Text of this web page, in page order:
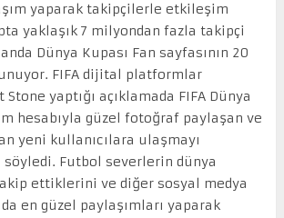
yaparak takipçilerle etkileşim
yaklaşık 7 milyondan fazla takipçi
Dünya Kupası Fan sayfasının 20
FIFA dijital platformlar
yaptığı açıklamada FIFA Dünya
hesabıyla güzel fotoğraf paylaşan ve
yeni kullanıcılara ulaşmayı
Futbol severlerin dünya
ettiklerini ve diğer sosyal medya
da en güzel paylaşımları yaparak